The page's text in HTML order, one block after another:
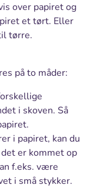
over papiret og
et tørt. Eller
tørre.
på to måder:
i skoven. Så
i papiret, kan du
er kommet op
f.eks. være
i små stykker.